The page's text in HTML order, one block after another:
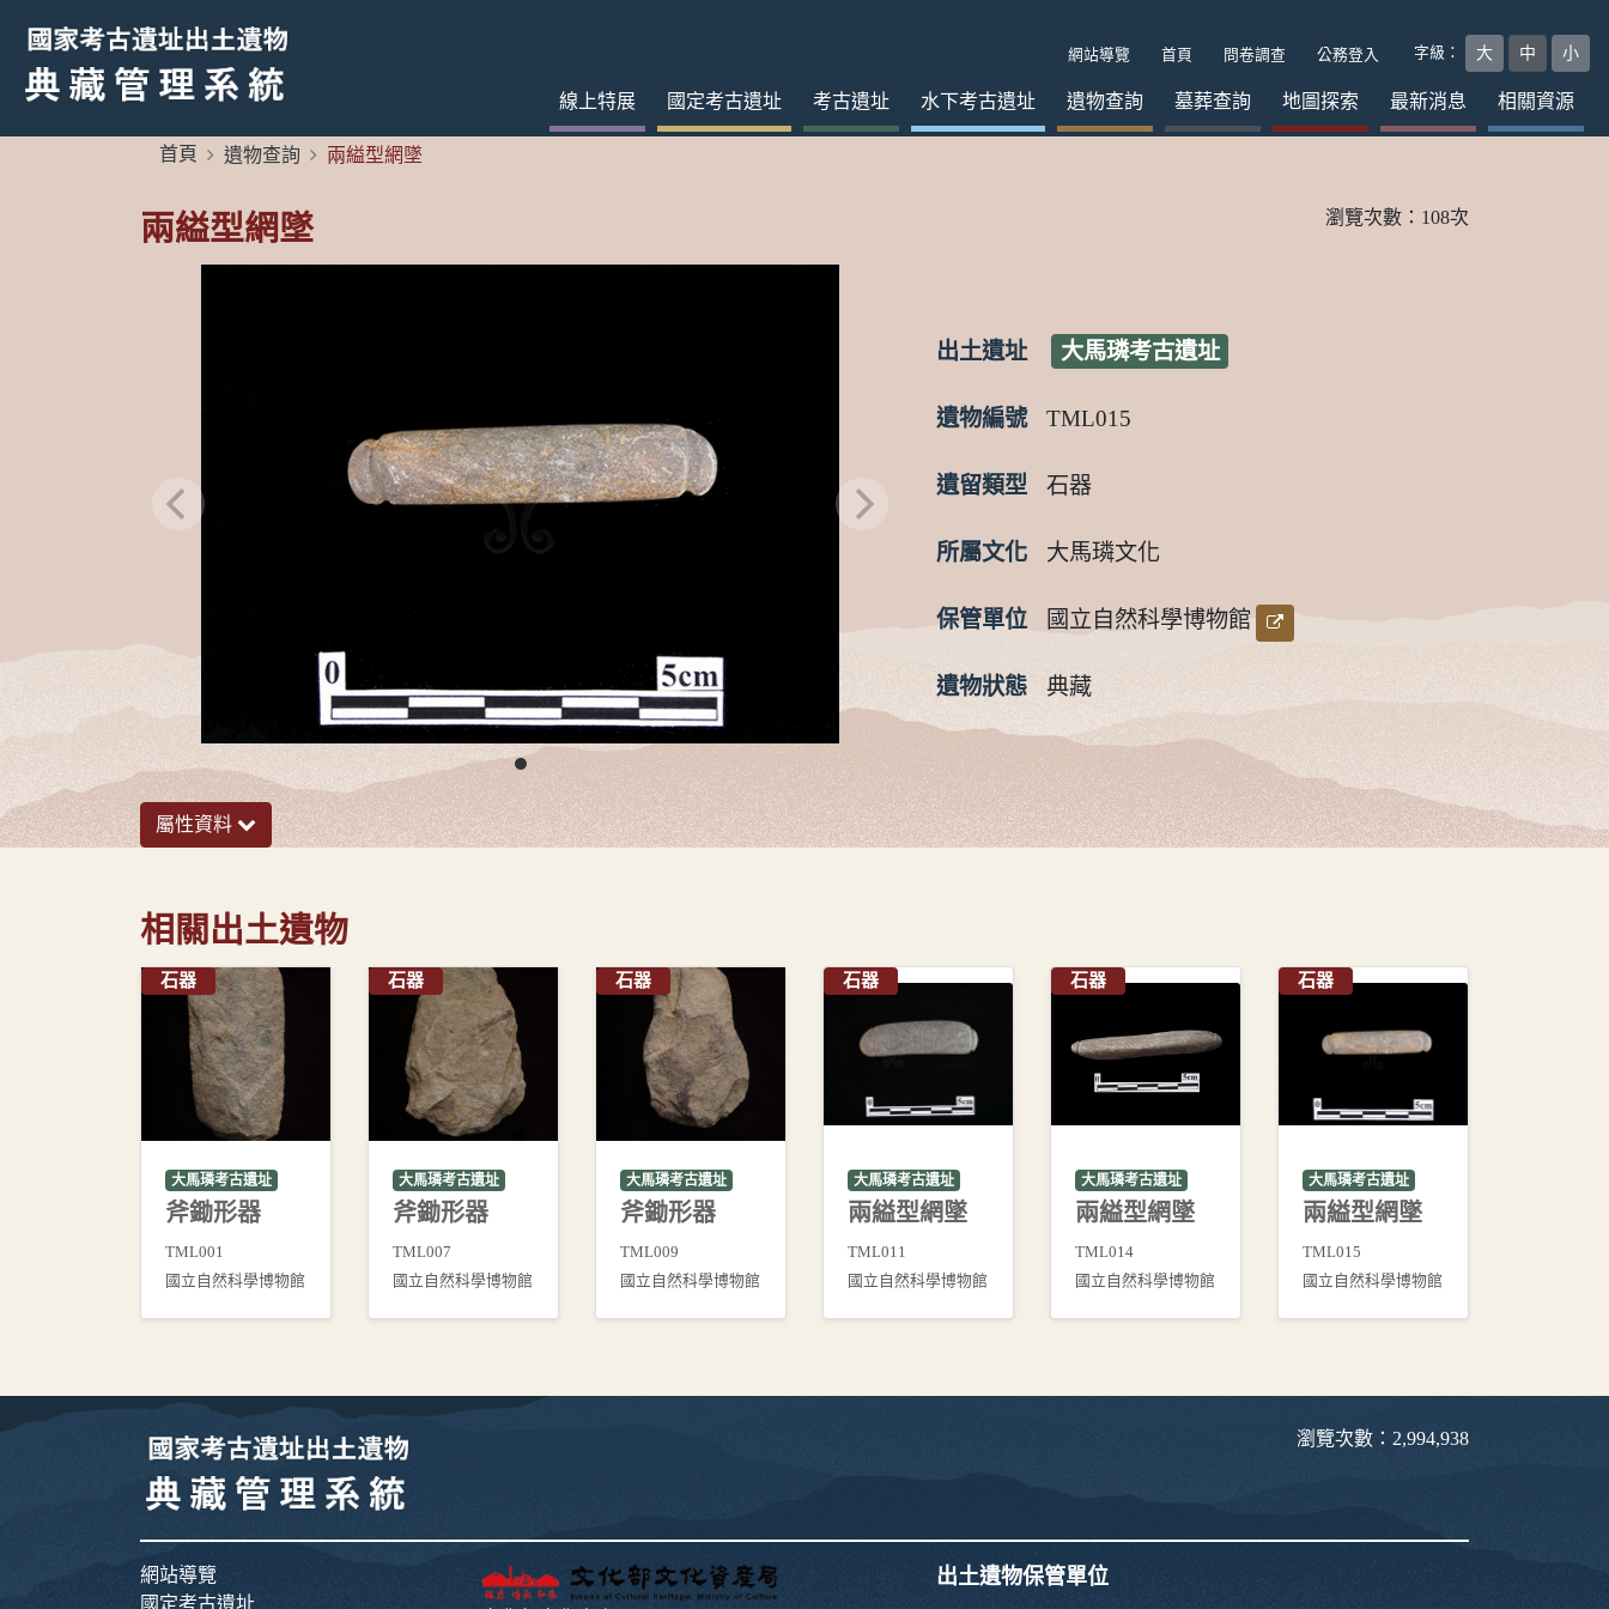
網站導覽 首頁 問卷調查 公務登入 字級： 大 中 小
線上特展 國定考古遺址 考古遺址 水下考古遺址 遺物查詢 墓葬查詢 地圖探索 最新消息 相關資源
首頁 遺物查詢 兩縊型網墜
兩縊型網墜 瀏覽次數：108次
出土遺址 大馬璘考古遺址
遺物編號 TML015
遺留類型 石器
所屬文化 大馬璘文化
保管單位 國立自然科學博物館 保管單位連結
遺物狀態 典藏
屬性資料
相關出土遺物
石器
大馬璘考古遺址
斧鋤形器
TML001
國立自然科學博物館
石器
大馬璘考古遺址
斧鋤形器
TML007
國立自然科學博物館
石器
大馬璘考古遺址
斧鋤形器
TML009
國立自然科學博物館
石器
大馬璘考古遺址
兩縊型網墜
TML011
國立自然科學博物館
石器
大馬璘考古遺址
兩縊型網墜
TML014
國立自然科學博物館
石器
大馬璘考古遺址
兩縊型網墜
TML015
國立自然科學博物館
瀏覽次數：2,994,938
網站導覽
國定考古遺址
出土遺物保管單位